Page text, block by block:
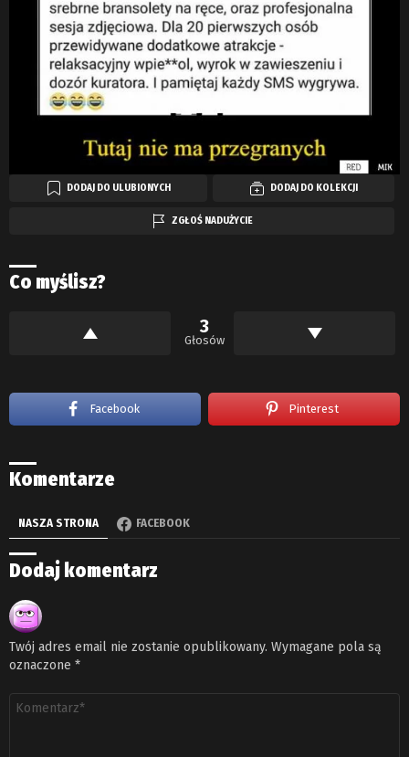
DODAJ DO ULUBIONYCH DODAJ DO KOLEKCJI
ZGŁOŚ NADUŻYCIE
Co myślisz?
3
Głosów
Facebook Pinterest
Komentarze
NASZA STRONA FACEBOOK
Dodaj komentarz
Twój adres email nie zostanie opublikowany. Wymagane pola są
oznaczone *